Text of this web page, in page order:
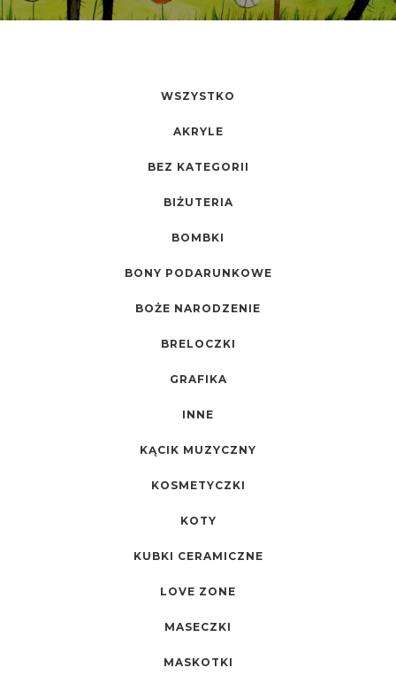
WSZYSTKO
AKRYLE
BEZ KATEGORII
BIŻUTERIA
BOMBKI
BONY PODARUNKOWE
BOŻE NARODZENIE
BRELOCZKI
GRAFIKA
INNE
KĄCIK MUZYCZNY
KOSMETYCZKI
KOTY
KUBKI CERAMICZNE
LOVE ZONE
MASECZKI
MASKOTKI